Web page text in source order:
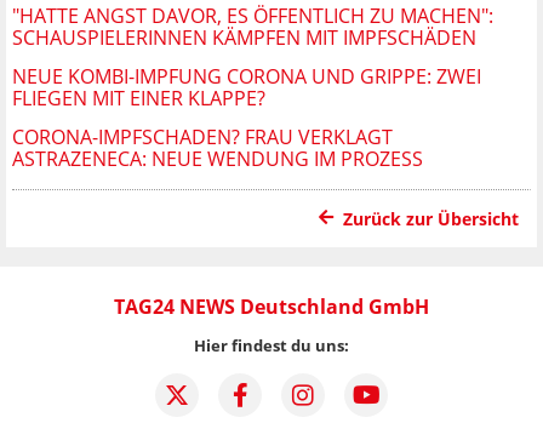
"HATTE ANGST DAVOR, ES ÖFFENTLICH ZU MACHEN":
SCHAUSPIELERINNEN KÄMPFEN MIT IMPFSCHÄDEN
NEUE KOMBI-IMPFUNG CORONA UND GRIPPE: ZWEI
FLIEGEN MIT EINER KLAPPE?
CORONA-IMPFSCHADEN? FRAU VERKLAGT
ASTRAZENECA: NEUE WENDUNG IM PROZESS
Zurück zur Übersicht
TAG24 NEWS Deutschland GmbH
Hier findest du uns: